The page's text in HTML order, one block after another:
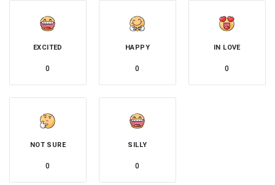
EXCITED
0
HAPPY
0
IN LOVE
0
NOT SURE
0
SILLY
0